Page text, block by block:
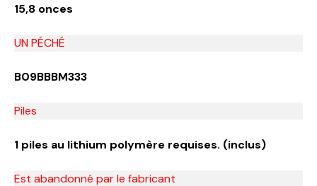
15,8 onces
UN PÉCHÉ
B09BBBM333
Piles
1 piles au lithium polymère requises. (inclus)
Est abandonné par le fabricant